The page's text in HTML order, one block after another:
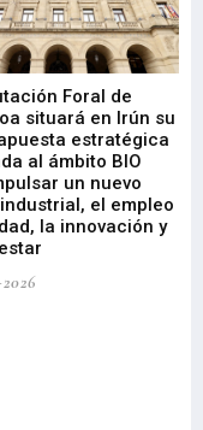
Foral de
situará en Irún su
estratégica
al ámbito BIO
un nuevo
el empleo
la innovación y